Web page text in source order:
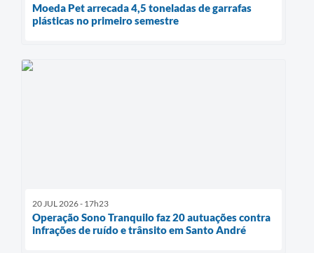
Moeda Pet arrecada 4,5 toneladas de garrafas
plásticas no primeiro semestre
20 JUL 2026 - 17h23
Operação Sono Tranquilo faz 20 autuações contra
infrações de ruído e trânsito em Santo André